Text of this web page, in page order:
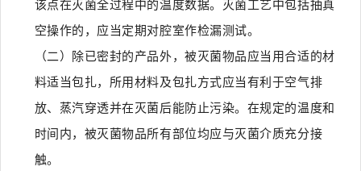
该点在灭菌全过程中的温度数据。灭菌工艺中包括抽真
空操作的，应当定期对腔室作检漏测试。
（二）除已密封的产品外，被灭菌物品应当用合适的材
料适当包扎，所用材料及包扎方式应当有利于空气排
放、蒸汽穿透并在灭菌后能防止污染。在规定的温度和
时间内，被灭菌物品所有部位均应与灭菌介质充分接
触。